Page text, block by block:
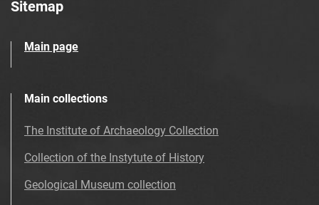
Sitemap
Main page
Main collections
The Institute of Archaeology Collection
Collection of the Instytute of History
Geological Museum collection